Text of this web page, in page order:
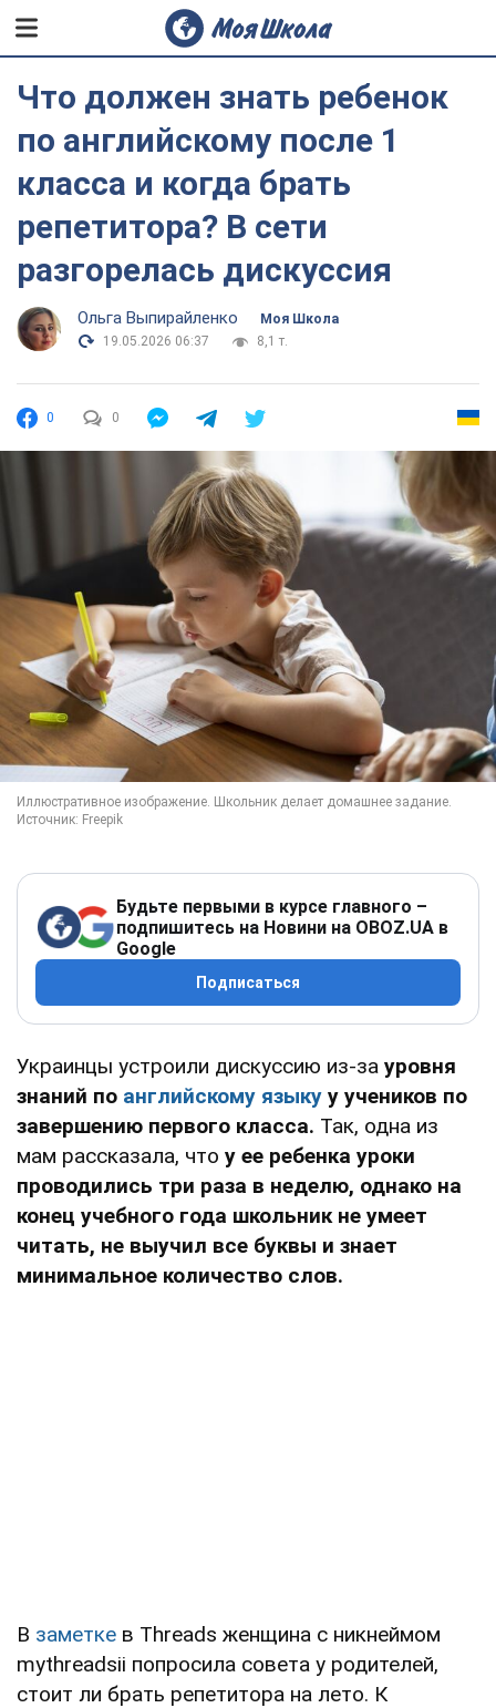
Что должен знать ребенок
по английскому после 1
класса и когда брать
репетитора? В сети
разгорелась дискуссия
Ольга Выпирайленко
Моя Школа
19.05.2026 06:37
8,1 т.
0 0
Будьте первыми в курсе главного –
подпишитесь на Новини на OBOZ.UA в
Google
Подписаться
Украинцы устроили дискуссию из-за уровня
знаний по английскому языку у учеников по
завершению первого класса. Так, одна из
мам рассказала, что у ее ребенка уроки
проводились три раза в неделю, однако на
конец учебного года школьник не умеет
читать, не выучил все буквы и знает
минимальное количество слов.
В заметке в Threads женщина с никнеймом
mythreadsii попросила совета у родителей,
стоит ли брать репетитора на лето. К